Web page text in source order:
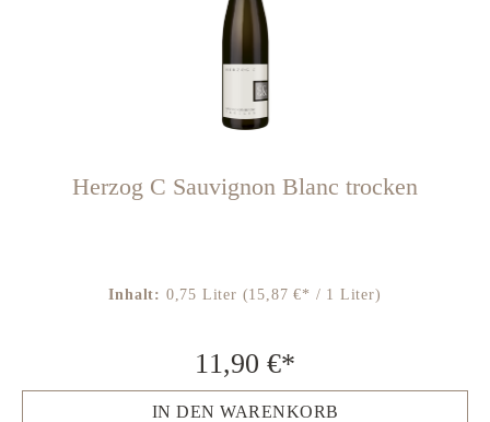
Herzog C Sauvignon Blanc trocken
Inhalt: 0,75 Liter (15,87 €* / 1 Liter)
11,90 €*
IN DEN WARENKORB